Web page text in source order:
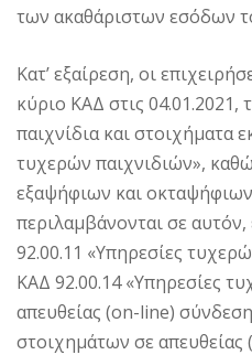
των ακαθάριστων εσόδων
Κατ’ εξαίρεση, οι
κύριο ΚΑΔ στις
παιχνίδια και στοιχήματα
τυχερών παιχνιδιών»,
εξαψήφιων και
περιλαμβάνονται σε
92.00.11 «Υπηρεσίες
ΚΑΔ 92.00.14 «Υπηρεσίες
απευθείας (on-line)
στοιχημάτων σε